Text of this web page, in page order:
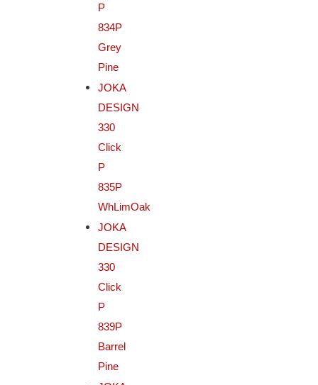
P
834P
Grey
Pine
JOKA
DESIGN
330
Click
P
835P
WhLimOak
JOKA
DESIGN
330
Click
P
839P
Barrel
Pine